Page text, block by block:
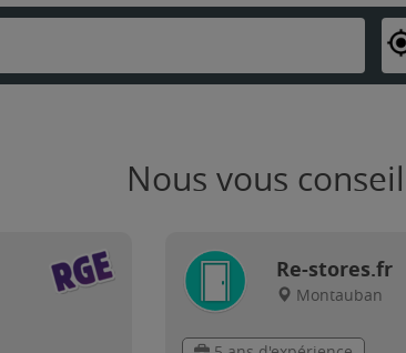
Nous vous
Re-stores.fr
Montauban